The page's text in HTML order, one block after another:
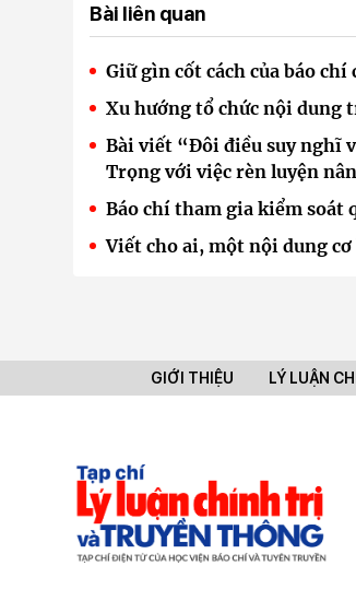
Bài liên quan
Giữ gìn cốt cách của báo chí
Xu hướng tổ chức nội dung
Bài viết “Đôi điều suy nghĩ
Trọng với việc rèn luyện
Báo chí tham gia kiểm soát
Viết cho ai, một nội dung
GIỚI THIỆU LÝ LUẬN